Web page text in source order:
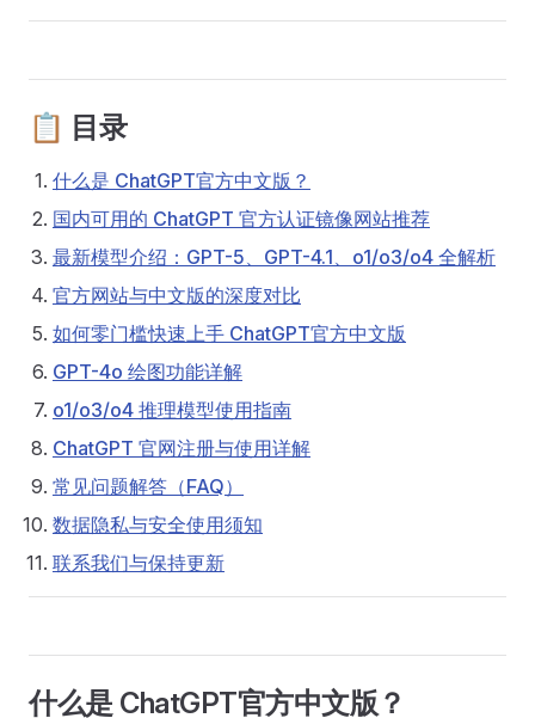
📋 目录
什么是 ChatGPT官方中文版？
国内可用的 ChatGPT 官方认证镜像网站推荐
最新模型介绍：GPT-5、GPT-4.1、o1/o3/o4 全解析
官方网站与中文版的深度对比
如何零门槛快速上手 ChatGPT官方中文版
GPT-4o 绘图功能详解
o1/o3/o4 推理模型使用指南
ChatGPT 官网注册与使用详解
常见问题解答（FAQ）
数据隐私与安全使用须知
联系我们与保持更新
什么是 ChatGPT官方中文版？